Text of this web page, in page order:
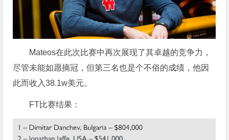
Mateos在此次比赛中再次展现了其卓越的竞争力，
尽管未能如愿摘冠，但第三名也是个不俗的成绩，他因
此而收入38.1w美元。
FT比赛结果：